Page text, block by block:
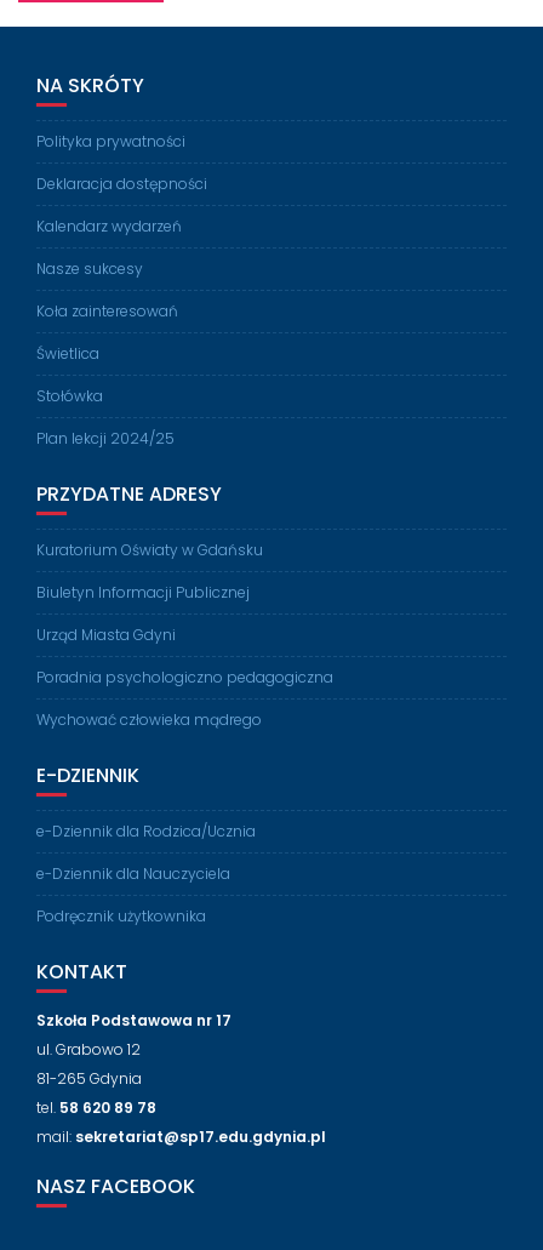
NA SKRÓTY
Polityka prywatności
Deklaracja dostępności
Kalendarz wydarzeń
Nasze sukcesy
Koła zainteresowań
Świetlica
Stołówka
Plan lekcji 2024/25
PRZYDATNE ADRESY
Kuratorium Oświaty w Gdańsku
Biuletyn Informacji Publicznej
Urząd Miasta Gdyni
Poradnia psychologiczno pedagogiczna
Wychować człowieka mądrego
E-DZIENNIK
e-Dziennik dla Rodzica/Ucznia
e-Dziennik dla Nauczyciela
Podręcznik użytkownika
KONTAKT
Szkoła Podstawowa nr 17
ul. Grabowo 12
81-265 Gdynia
tel. 58 620 89 78
mail: sekretariat@sp17.edu.gdynia.pl
NASZ FACEBOOK